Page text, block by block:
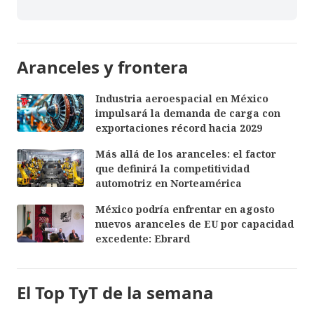
Aranceles y frontera
Industria aeroespacial en México
impulsará la demanda de carga con
exportaciones récord hacia 2029
Más allá de los aranceles: el factor
que definirá la competitividad
automotriz en Norteamérica
México podría enfrentar en agosto
nuevos aranceles de EU por capacidad
excedente: Ebrard
El Top TyT de la semana